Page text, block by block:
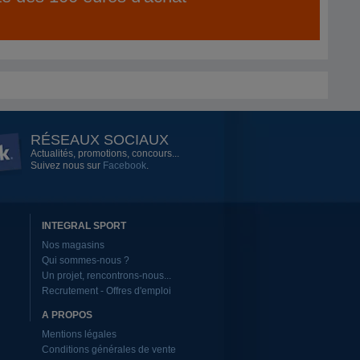
RÉSEAUX SOCIAUX
Actualités, promotions, concours...
Suivez nous sur Facebook.
INTEGRAL SPORT
Nos magasins
Qui sommes-nous ?
Un projet, rencontrons-nous...
Recrutement - Offres d'emploi
A PROPOS
Mentions légales
Conditions générales de vente